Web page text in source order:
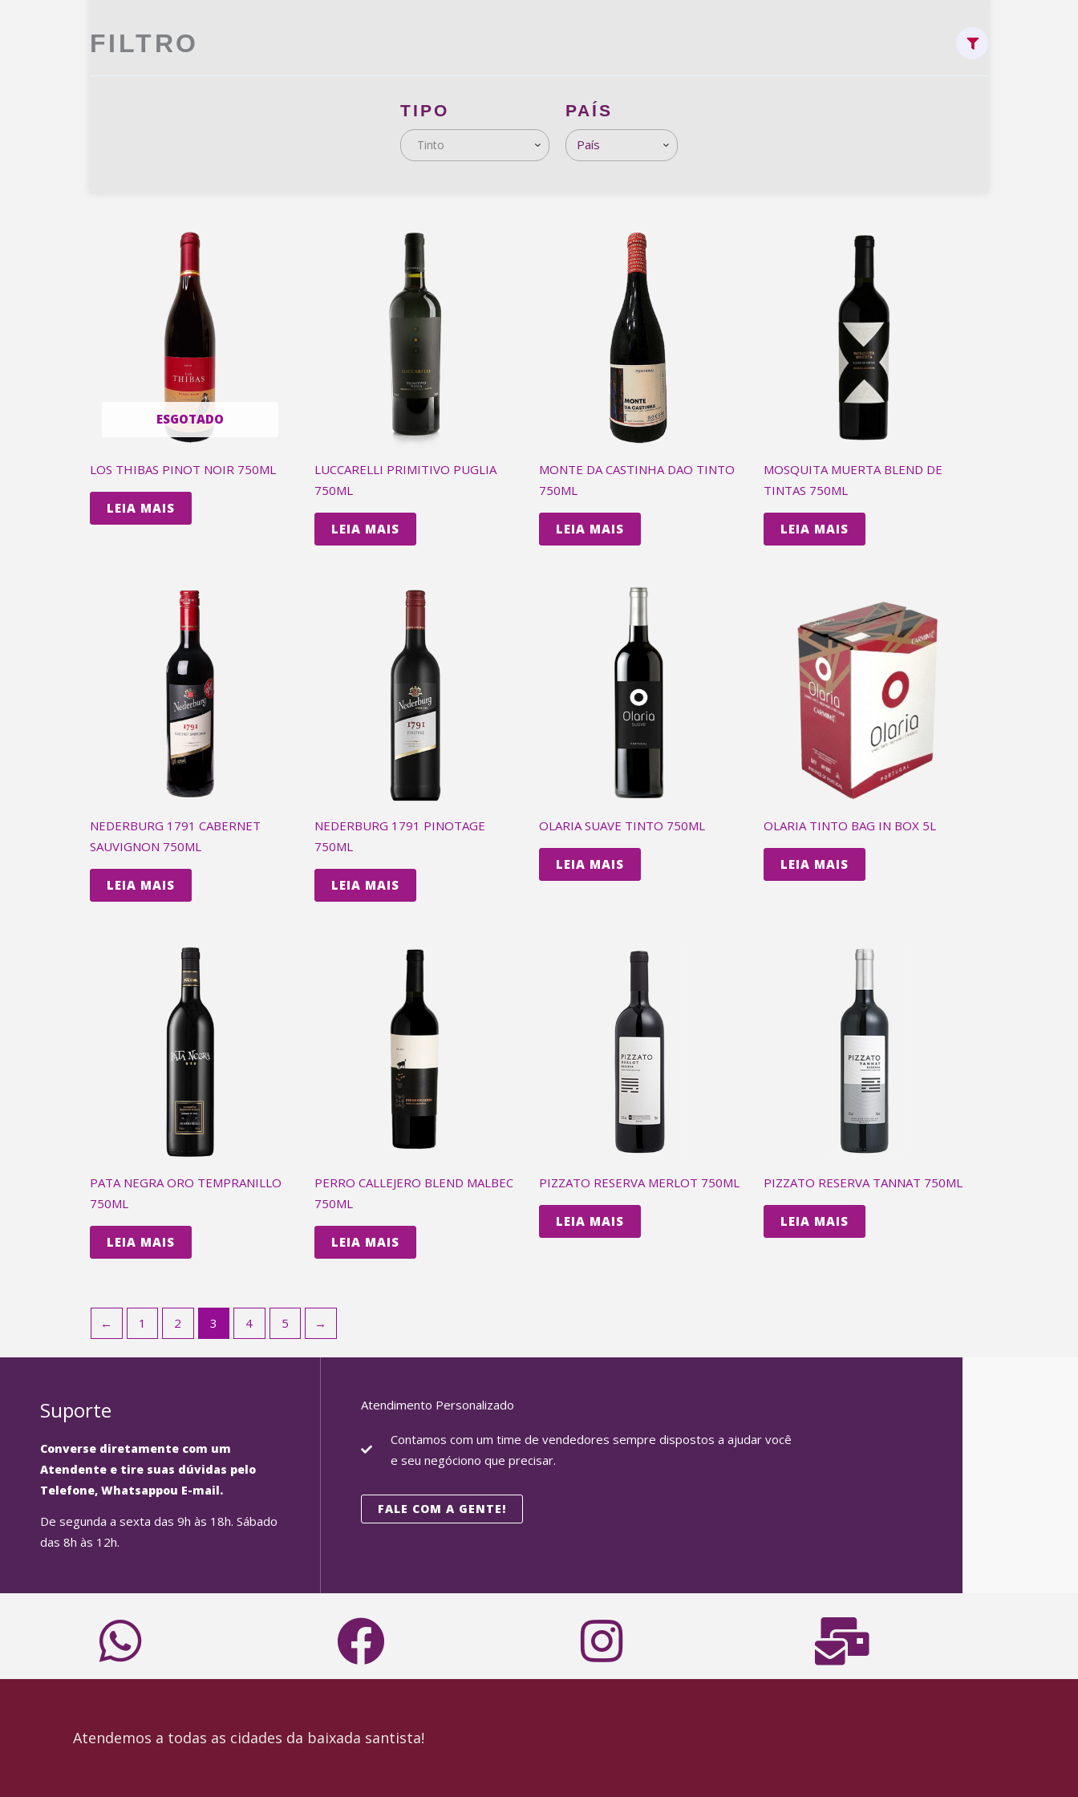
FILTRO
TIPO
Tinto
PAÍS
ESGOTADO
LOS THIBAS PINOT NOIR 750ML
LEIA MAIS
LUCCARELLI PRIMITIVO PUGLIA
750ML
LEIA MAIS
MONTE DA CASTINHA DAO TINTO
750ML
LEIA MAIS
MOSQUITA MUERTA BLEND DE
TINTAS 750ML
LEIA MAIS
NEDERBURG 1791 CABERNET
SAUVIGNON 750ML
LEIA MAIS
NEDERBURG 1791 PINOTAGE
750ML
LEIA MAIS
OLARIA SUAVE TINTO 750ML
LEIA MAIS
OLARIA TINTO BAG IN BOX 5L
LEIA MAIS
PATA NEGRA ORO TEMPRANILLO
750ML
LEIA MAIS
PERRO CALLEJERO BLEND MALBEC
750ML
LEIA MAIS
PIZZATO RESERVA MERLOT 750ML
LEIA MAIS
PIZZATO RESERVA TANNAT 750ML
LEIA MAIS
← 1 2 3 4 5 →
Suporte
Converse diretamente com um
Atendente e tire suas dúvidas pelo
Telefone, Whatsappou E-mail.
De segunda a sexta das 9h às 18h. Sábado
das 8h às 12h.
Atendimento Personalizado
Contamos com um time de vendedores sempre dispostos a ajudar você
e seu negóciono que precisar.
FALE COM A GENTE!
Atendemos a todas as cidades da baixada santista!